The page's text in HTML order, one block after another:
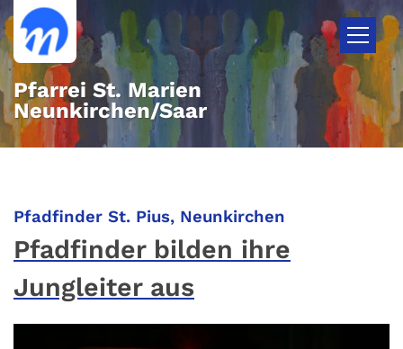
Zum Inhalt springen
Pfarrei St. Marien
Neunkirchen/Saar
Pfadfinder St. Pius, Neunkirchen
Pfadfinder bilden ihre
Jungleiter aus